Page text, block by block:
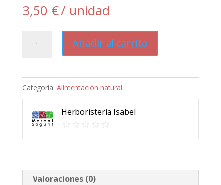
3,50 €/ unidad
santiveri
zero
original
Añadir al carrito
Categoría: Alimentación natural
Herboristería Isabel
Valoraciones (0)